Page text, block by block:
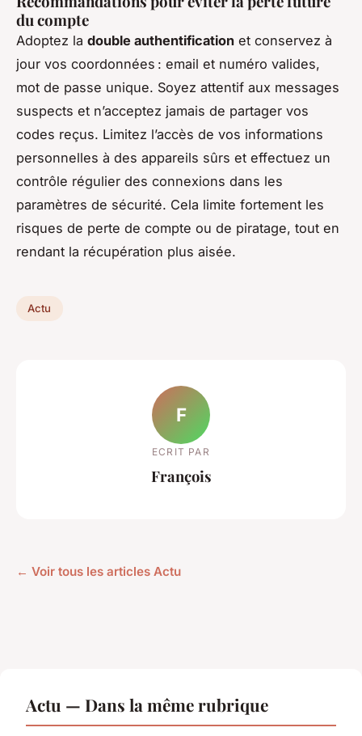
du compte
Adoptez la double authentification et conservez à
jour vos coordonnées : email et numéro valides,
mot de passe unique. Soyez attentif aux messages
suspects et n’acceptez jamais de partager vos
codes reçus. Limitez l’accès de vos informations
personnelles à des appareils sûrs et effectuez un
contrôle régulier des connexions dans les
paramètres de sécurité. Cela limite fortement les
risques de perte de compte ou de piratage, tout en
rendant la récupération plus aisée.
Actu
F
ECRIT PAR
François
← Voir tous les articles Actu
Actu — Dans la même rubrique